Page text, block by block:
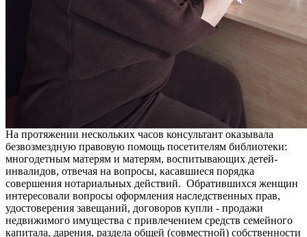
На протяжении нескольких часов консультант оказывала
безвозмездную правовую помощь посетителям библиотеки:
многодетным матерям и матерям, воспитывающих детей-
инвалидов, отвечая на вопросы, касавшиеся порядка
совершения нотариальных действий. Обратившихся женщин
интересовали вопросы оформления наследственных прав,
удостоверения завещаний, договоров купли - продажи
недвижимого имущества с привлечением средств семейного
капитала, дарения, раздела общей (совместной) собственности